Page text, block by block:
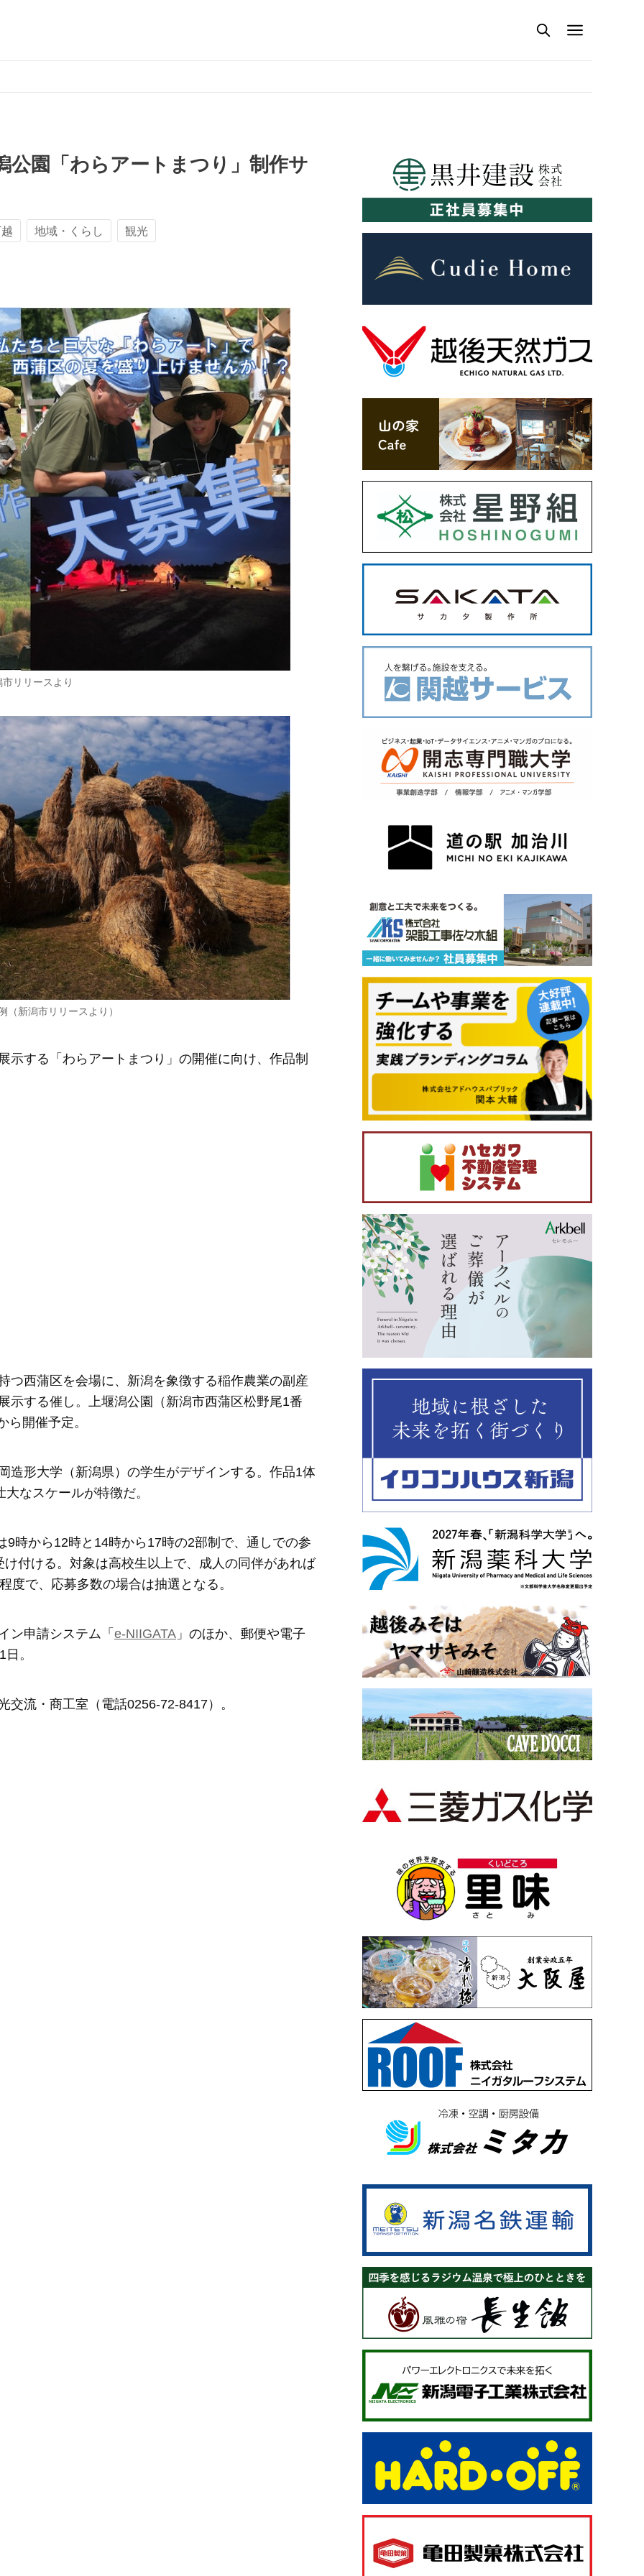
公園「わらアートまつり」制作サ
地域・くらし 観光
市リリースより
（新潟市リリースより）
示する「わらアートまつり」の開催に向け、作品制
つ西蒲区を会場に、新潟を象徴する稲作農業の副産
示する催し。上堰潟公園（新潟市西蒲区松野尾1番
開催予定。
造形大学（新潟県）の学生がデザインする。作品1体
なスケールが特徴だ。
時から12時と14時から17時の2部制で、通しでの参
付ける。対象は高校生以上で、成人の同伴があれば
度で、応募多数の場合は抽選となる。
ン申請システム「 e-NIIGATA 」のほか、郵便や電子
。
流・商工室（電話0256-72-8417）。